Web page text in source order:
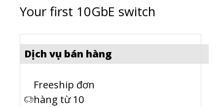
Your first 10GbE switch
Dịch vụ bán hàng
Freeship đơn
hàng từ 10